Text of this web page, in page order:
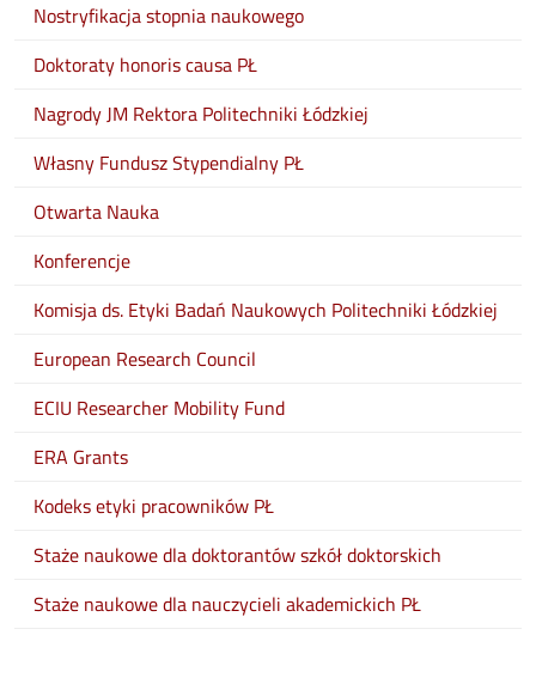
Nostryfikacja stopnia naukowego
Doktoraty honoris causa PŁ
Nagrody JM Rektora Politechniki Łódzkiej
Własny Fundusz Stypendialny PŁ
Otwarta Nauka
Konferencje
Komisja ds. Etyki Badań Naukowych Politechniki Łódzkiej
European Research Council
ECIU Researcher Mobility Fund
ERA Grants
Kodeks etyki pracowników PŁ
Staże naukowe dla doktorantów szkół doktorskich
Staże naukowe dla nauczycieli akademickich PŁ